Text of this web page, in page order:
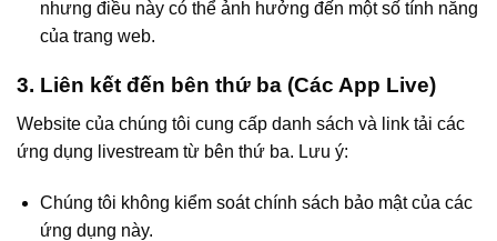
nhưng điều này có thể ảnh hưởng đến một số tính năng
của trang web.
3. Liên kết đến bên thứ ba (Các App Live)
Website của chúng tôi cung cấp danh sách và link tải các
ứng dụng livestream từ bên thứ ba. Lưu ý:
Chúng tôi không kiểm soát chính sách bảo mật của các
ứng dụng này.